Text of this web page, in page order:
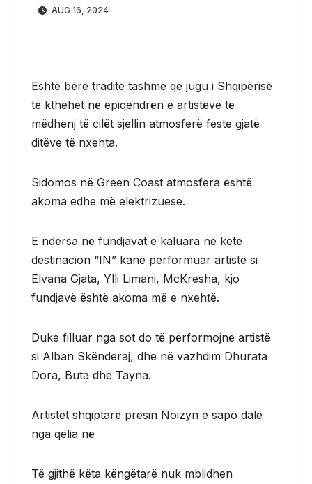
AUG 16, 2024
Eshtë bërë traditë tashmë që jugu i Shqipërisë
të kthehet në epiqendrën e artistëve të
mëdhenj të cilët sjellin atmosferë feste gjatë
ditëve të nxehta.
Sidomos në Green Coast atmosfera është
akoma edhe më elektrizuese.
E ndërsa në fundjavat e kaluara në këtë
destinacion “IN” kanë performuar artistë si
Elvana Gjata, Ylli Limani, McKresha, kjo
fundjavë është akoma më e nxehtë.
Duke filluar nga sot do të përformojnë artistë
si Alban Skënderaj, dhe në vazhdim Dhurata
Dora, Buta dhe Tayna.
Artistët shqiptarë presin Noizyn e sapo dalë
nga qelia në
Të gjithë këta këngëtarë nuk mblidhen